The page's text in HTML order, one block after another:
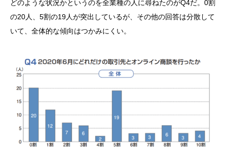
どのような状況かというのを全業種の人に尋ねたのがQ4だ。0割
の20人、5割の19人が突出しているが、その他の回答は分散して
いて、全体的な傾向はつかみにくい。